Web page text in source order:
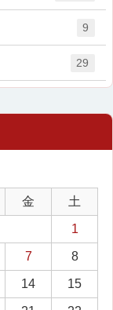
9
29
金 土
1
7 8
14 15